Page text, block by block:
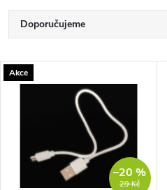
Ř
a
z
Doporučujeme
Nejdražší
Nejprodávanější
V
Akce
29 Kč
–20 %